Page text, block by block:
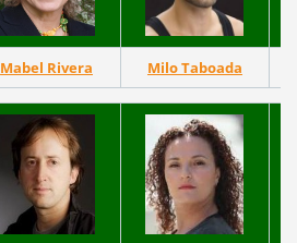
Mabel Rivera Milo Taboada